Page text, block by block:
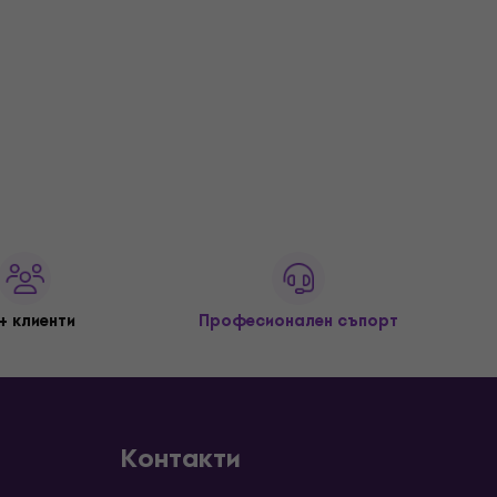
клиенти Професионален съпорт
Контакти